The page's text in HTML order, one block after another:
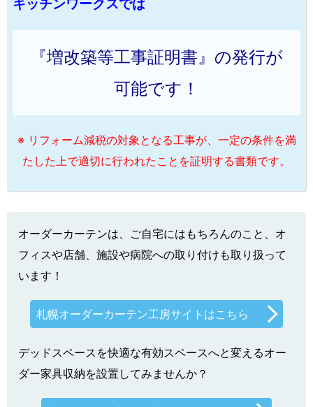
キッチンワークスでは
『増改築等工事証明書』の発行が
可能です！
※ リフォーム減税の対象となる工事が、一定の条件を満
たした上で適切に行われたことを証明する書類です。
オーダーカーテンは、ご自宅にはもちろんのこと、オ
フィスや店舗、施設や病院への取り付けも取り扱って
います！
札幌オーダーカーテン工房サイトはこちら
デッドスペースを快適な有効スペースへと変えるオー
ダー家具収納を設置してみませんか？